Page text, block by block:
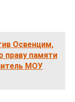
Освенцим,
праву памяти
МОУ